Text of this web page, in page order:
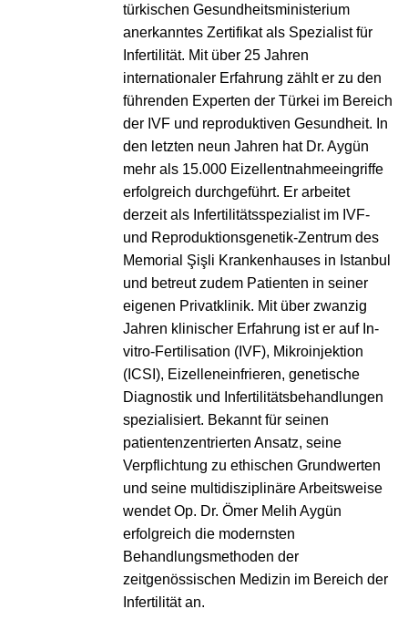
türkischen Gesundheitsministerium
anerkanntes Zertifikat als Spezialist für
Infertilität. Mit über 25 Jahren
internationaler Erfahrung zählt er zu den
führenden Experten der Türkei im Bereich
der IVF und reproduktiven Gesundheit. In
den letzten neun Jahren hat Dr. Aygün
mehr als 15.000 Eizellentnahmeeingriffe
erfolgreich durchgeführt. Er arbeitet
derzeit als Infertilitätsspezialist im IVF-
und Reproduktionsgenetik-Zentrum des
Memorial Şişli Krankenhauses in Istanbul
und betreut zudem Patienten in seiner
eigenen Privatklinik. Mit über zwanzig
Jahren klinischer Erfahrung ist er auf In-
vitro-Fertilisation (IVF), Mikroinjektion
(ICSI), Eizelleneinfrieren, genetische
Diagnostik und Infertilitätsbehandlungen
spezialisiert. Bekannt für seinen
patientenzentrierten Ansatz, seine
Verpflichtung zu ethischen Grundwerten
und seine multidisziplinäre Arbeitsweise
wendet Op. Dr. Ömer Melih Aygün
erfolgreich die modernsten
Behandlungsmethoden der
zeitgenössischen Medizin im Bereich der
Infertilität an.